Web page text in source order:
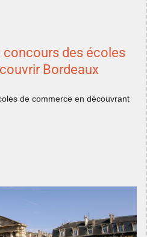
concours des écoles
Bordeaux
de commerce en découvrant